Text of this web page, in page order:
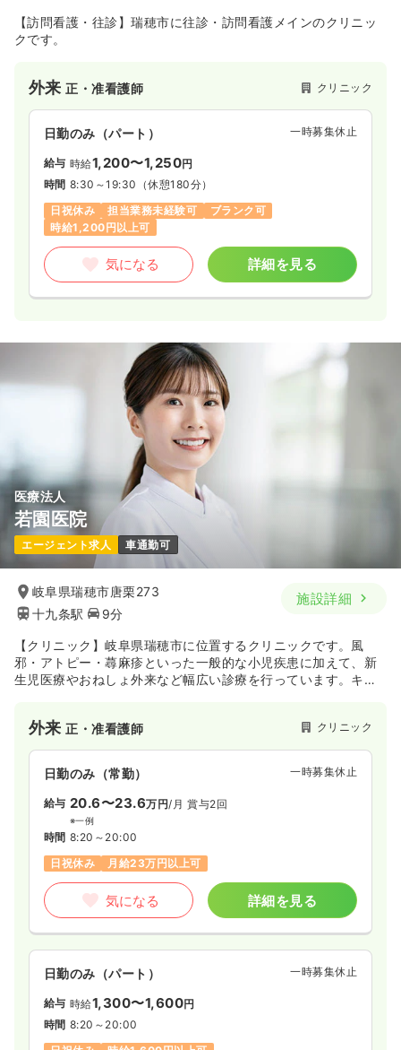
【訪問看護・往診】瑞穂市に往診・訪問看護メインのクリニッ
クです。
外来正・准看護師 クリニック
日勤のみ（パート） 一時募集休止
給与 時給1,200〜1,250円
時間 8:30～19:30 （休憩180分）
日祝休み
担当業務未経験可
ブランク可
時給1,200円以上可
気になる 詳細を見る
医療法人
若園医院
エージェント求人 車通勤可
岐阜県瑞穂市唐栗273
十九条駅
9分
施設詳細
【クリニック】岐阜県瑞穂市に位置するクリニックです。風
邪・アトピー・蕁麻疹といった一般的な小児疾患に加えて、新
生児医療やおねしょ外来など幅広い診療を行っています。キッ
夫が院内の至るところに施されています。
外来正・准看護師 クリニック
日勤のみ（常勤） 一時募集休止
給与 20.6〜23.6万円/月 賞与2回
※一例
時間 8:20～20:00
日祝休み
月給23万円以上可
気になる 詳細を見る
日勤のみ（パート） 一時募集休止
給与 時給1,300〜1,600円
時間 8:20～20:00